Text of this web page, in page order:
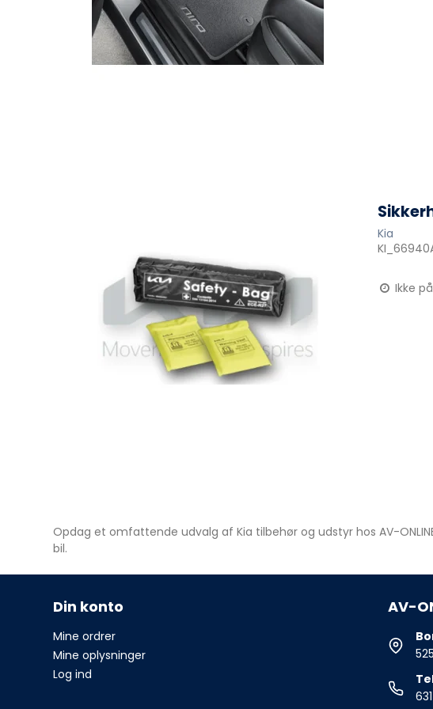
Niro EV
Picanto MY25
Kia
Ikke
Opdag et omfattende udvalg af Kia tilbehør og udstyr hos AV-
bil.
Din konto
Mine ordrer
Mine oplysninger
Log ind
AV-